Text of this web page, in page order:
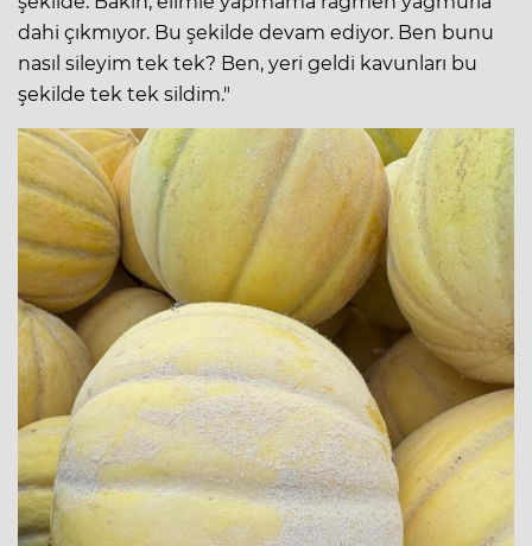
dahi çıkmıyor. Bu şekilde devam ediyor. Ben bunu
nasıl sileyim tek tek? Ben, yeri geldi kavunları bu
şekilde tek tek sildim."